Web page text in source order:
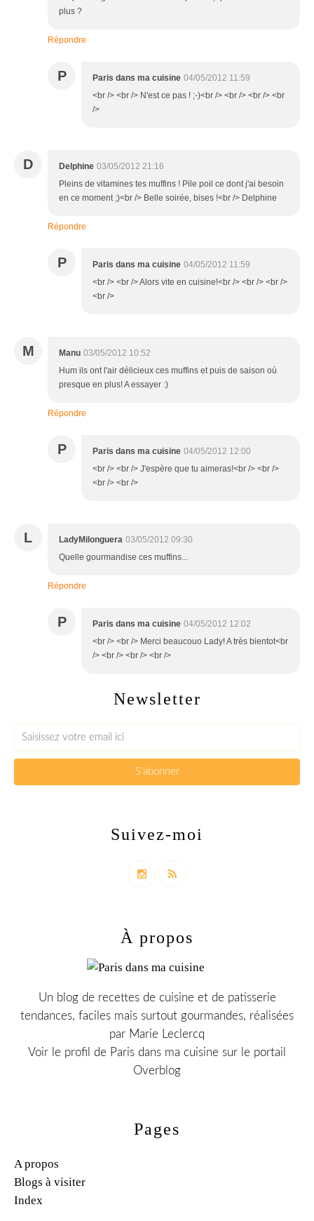
plus ?
Répondre
P Paris dans ma cuisine 04/05/2012 11:59
<br /> <br /> N'est ce pas ! ;-)<br /> <br /> <br /> <br
/>
D Delphine 03/05/2012 21:16
Pleins de vitamines tes muffins ! Pile poil ce dont j'ai besoin
en ce moment ;)<br /> Belle soirée, bises !<br /> Delphine
Répondre
P Paris dans ma cuisine 04/05/2012 11:59
<br /> <br /> Alors vite en cuisine!<br /> <br /> <br />
<br />
M Manu 03/05/2012 10:52
Hum ils ont l'air délicieux ces muffins et puis de saison où
presque en plus! A essayer :)
Répondre
P Paris dans ma cuisine 04/05/2012 12:00
<br /> <br /> J'espère que tu aimeras!<br /> <br />
<br /> <br />
L LadyMilonguera 03/05/2012 09:30
Quelle gourmandise ces muffins...
Répondre
P Paris dans ma cuisine 04/05/2012 12:02
<br /> <br /> Merci beaucouo Lady! A très bientot<br
/> <br /> <br /> <br />
Newsletter
Pages
A propos
Blogs à visiter
Index
Suivez-moi
À propos
Un blog de recettes de cuisine et de patisserie
tendances, faciles mais surtout gourmandes, réalisées
par Marie Leclercq
Voir le profil de Paris dans ma cuisine sur le portail
Overblog